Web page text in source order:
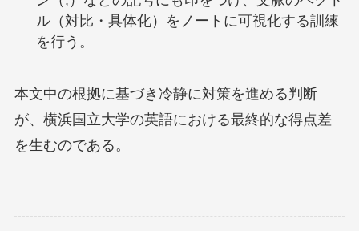
ル（対比・具体化）をノートに可視化する訓練
を行う。
本文中の根拠に基づき冷静に対策を進める判断
が、横浜国立大学の英語における最終的な得点差
を生むのである。